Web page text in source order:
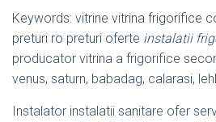
Keywords: vitrine vitrina frigorifice
preturi ro preturi oferte instalatii
producator vitrina a frigorifice
venus, saturn, babadag, calarasi,
Instalator instalatii sanitare ofer